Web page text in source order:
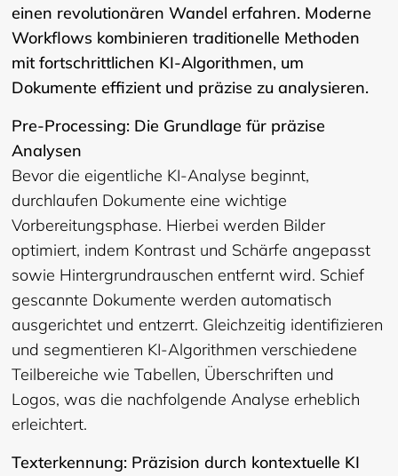
einen revolutionären Wandel erfahren. Moderne
Workflows kombinieren traditionelle Methoden
mit fortschrittlichen KI-Algorithmen, um
Dokumente effizient und präzise zu analysieren.
Pre-Processing: Die Grundlage für präzise
Analysen
Bevor die eigentliche KI-Analyse beginnt,
durchlaufen Dokumente eine wichtige
Vorbereitungsphase. Hierbei werden Bilder
optimiert, indem Kontrast und Schärfe angepasst
sowie Hintergrundrauschen entfernt wird. Schief
gescannte Dokumente werden automatisch
ausgerichtet und entzerrt. Gleichzeitig identifizieren
und segmentieren KI-Algorithmen verschiedene
Teilbereiche wie Tabellen, Überschriften und
Logos, was die nachfolgende Analyse erheblich
erleichtert.
Texterkennung: Präzision durch kontextuelle KI